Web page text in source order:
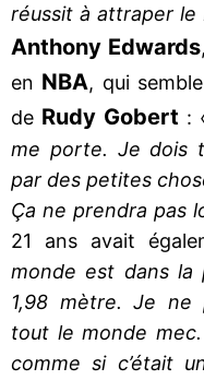
réussit à attraper le
Anthony Edwards
en NBA, qui
de Rudy Gobert :
me porte. Je dois
par des petites
Ça ne prendra pas
21 ans avait
monde est dans la
1,98 mètre. Je ne
tout le monde
comme si c’était